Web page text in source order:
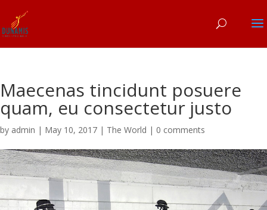
Maecenas tincidunt posuere
quam, eu consectetur justo
by admin | May 10, 2017 | The World | 0 comments